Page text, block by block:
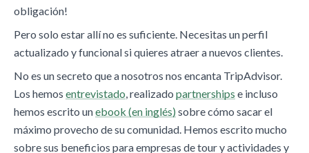
obligación!
Pero solo estar allí no es suficiente. Necesitas un perfil
actualizado y funcional si quieres atraer a nuevos clientes.
No es un secreto que a nosotros nos encanta TripAdvisor.
Los hemos entrevistado , realizado partnerships e incluso
hemos escrito unebook (en inglés) sobre cómo sacar el
máximo provecho de su comunidad. Hemos escrito mucho
sobre sus beneficios para empresas de tour y actividades y